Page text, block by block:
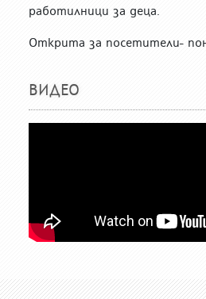
работилници за деца.
Открита за посетители-
ВИДЕО